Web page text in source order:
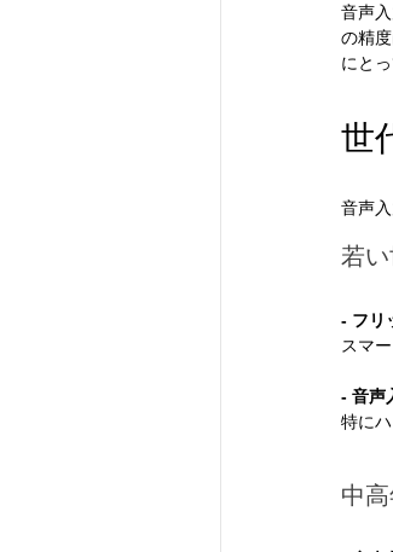
音声
の精
にと
世
音声
若
- フリ
スマ
- 音声
特に
中